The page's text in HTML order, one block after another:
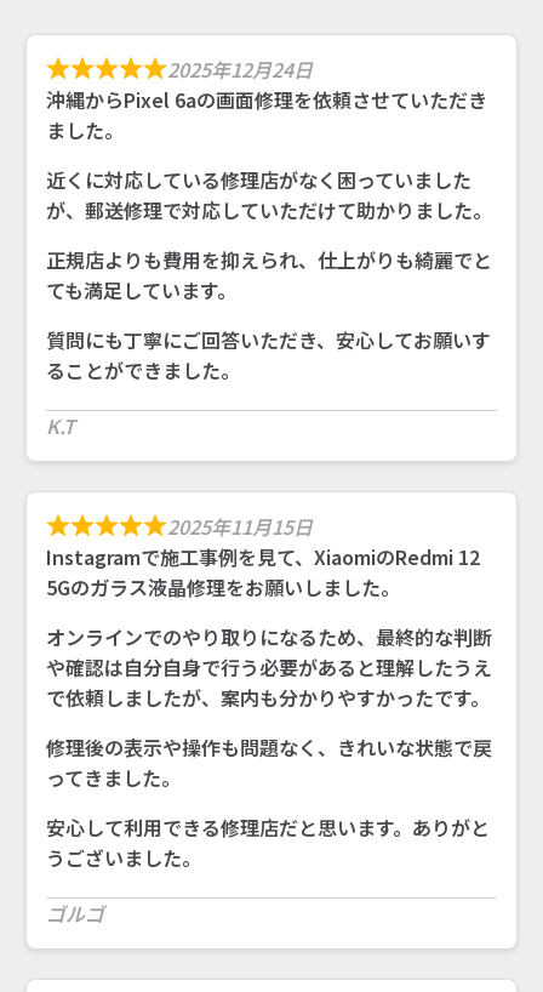
2025年12月24日
沖縄からPixel 6aの画面修理を依頼させていただき
ました。
近くに対応している修理店がなく困っていました
が、郵送修理で対応していただけて助かりました。
正規店よりも費用を抑えられ、仕上がりも綺麗でと
ても満足しています。
質問にも丁寧にご回答いただき、安心してお願いす
ることができました。
K.T
2025年11月15日
Instagramで施工事例を見て、XiaomiのRedmi 12
5Gのガラス液晶修理をお願いしました。
オンラインでのやり取りになるため、最終的な判断
や確認は自分自身で行う必要があると理解したうえ
で依頼しましたが、案内も分かりやすかったです。
修理後の表示や操作も問題なく、きれいな状態で戻
ってきました。
安心して利用できる修理店だと思います。ありがと
うございました。
ゴルゴ